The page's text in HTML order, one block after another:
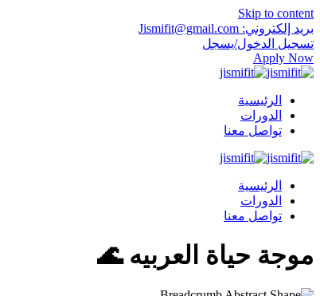
Skip to content
بريد إلكتروني: Jismifit@gmail.com
تسجيل الدخول/يسجل
Apply Now
الرئيسية
الدورات
تواصل معنا
الرئيسية
الدورات
تواصل معنا
موجة حياة العربيه 🌊